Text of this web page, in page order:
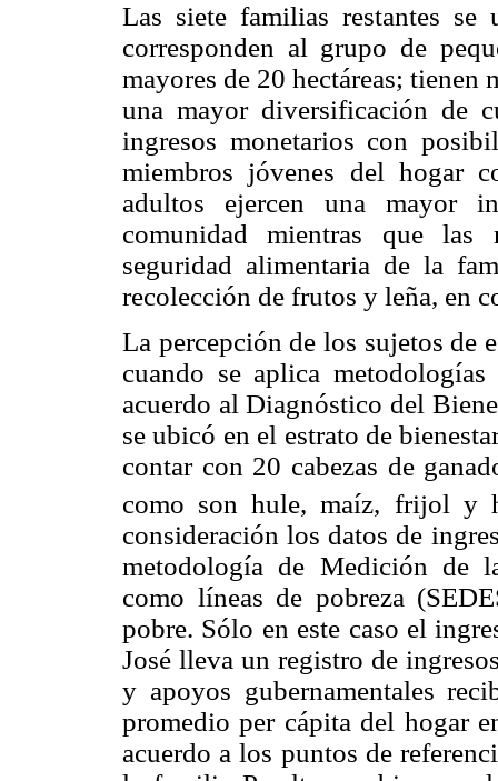
Las siete familias restantes
corresponden al grupo de
mayores de 20 hectáreas; tienen
una mayor diversificación de
ingresos monetarios con
miembros jóvenes del hogar
adultos ejercen una mayor
comunidad mientras que las
seguridad alimentaria de la
recolección de frutos y leña, en
La percepción de los sujetos de
cuando se aplica
acuerdo al Diagnóstico del
se ubicó en el estrato de
contar con 20 cabezas de
como son hule, maíz, frijol y
consideración los datos de
metodología de Medición de
como líneas de pobreza
pobre. Sólo en este caso el
José lleva un registro de
y apoyos gubernamentales
promedio per cápita del hogar
acuerdo a los puntos de